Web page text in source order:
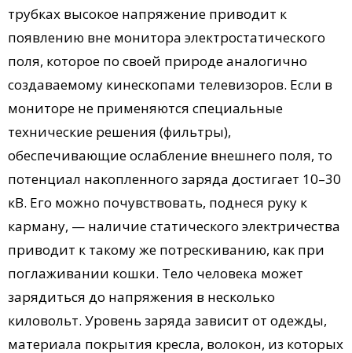
трубках высокое напряжение приводит к
появлению вне монитора электростатического
поля, которое по своей природе аналогично
создаваемому кинескопами телевизоров. Если в
мониторе не применяются специальные
технические решения (фильтры),
обеспечивающие ослабление внешнего поля, то
потенциал накопленного заряда достигает 10–30
кВ. Его можно почувствовать, поднеся руку к
карману, — наличие статического электричества
приводит к такому же потрескиванию, как при
поглаживании кошки. Тело человека может
зарядиться до напряжения в несколько
киловольт. Уровень заряда зависит от одежды,
материала покрытия кресла, волокон, из которых